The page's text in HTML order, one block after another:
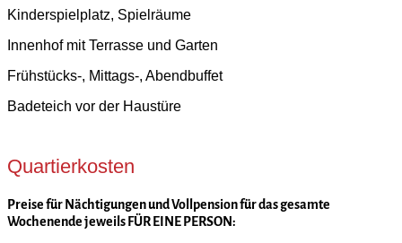
Kinderspielplatz, Spielräume
Innenhof mit Terrasse und Garten
Frühstücks-, Mittags-, Abendbuffet
Badeteich vor der Haustüre
Quartierkosten
Preise für Nächtigungen und Vollpension für das gesamte
Wochenende jeweils FÜR EINE PERSON: